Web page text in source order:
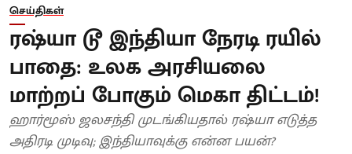
செய்திகள்
ரஷ்யா டூ இந்தியா நேரடி ரயில்
பாதை: உலக அரசியலை
மாற்றப் போகும் மெகா திட்டம்!
ஹார்மூஸ் ஜலசந்தி முடங்கியதால் ரஷ்யா எடுத்த
அதிரடி முடிவு; இந்தியாவுக்கு என்ன பயன்?